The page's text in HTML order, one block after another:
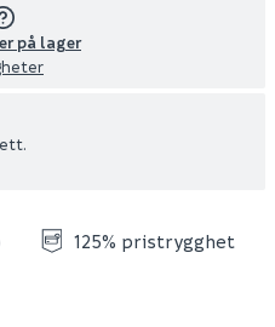
på lager
125% pristrygghet